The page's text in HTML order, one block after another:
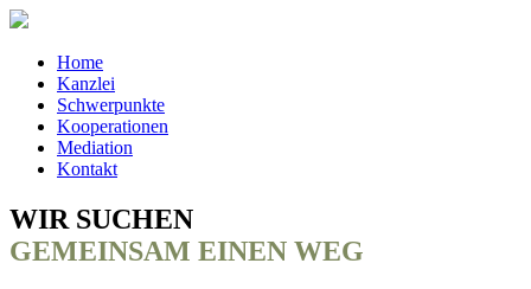
Home
Kanzlei
Schwerpunkte
Kooperationen
Mediation
Kontakt
WIR SUCHEN
GEMEINSAM EINEN WEG